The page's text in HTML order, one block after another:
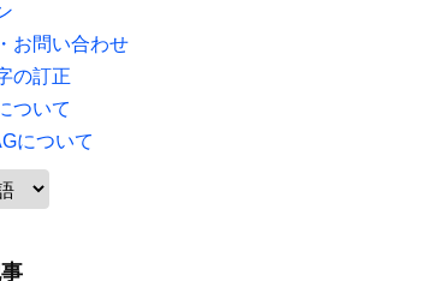
お問い合わせ
の訂正
ついて
について